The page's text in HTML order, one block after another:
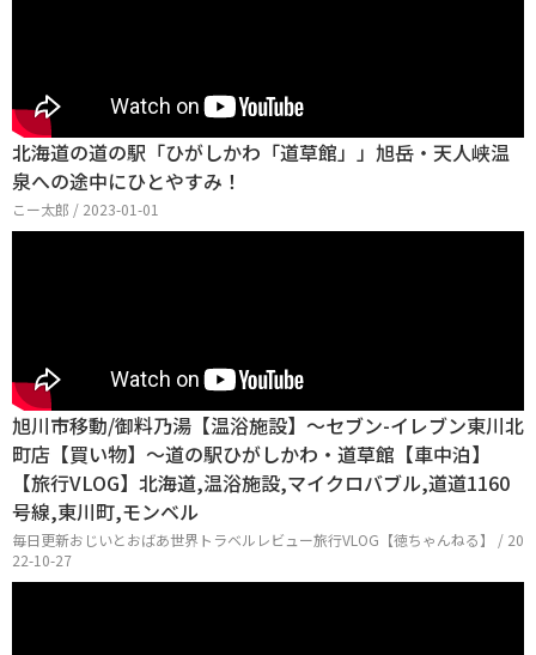
北海道の道の駅「ひがしかわ「道草館」」旭岳・天人峡温
泉への途中にひとやすみ！
こー太郎 / 2023-01-01
旭川市移動/御料乃湯【温浴施設】〜セブン-イレブン東川北
町店【買い物】〜道の駅ひがしかわ・道草館【車中泊】
【旅行VLOG】北海道,温浴施設,マイクロバブル,道道1160
号線,東川町,モンベル
毎日更新おじいとおばあ世界トラベルレビュー旅行VLOG【徳ちゃんねる】 / 20
22-10-27